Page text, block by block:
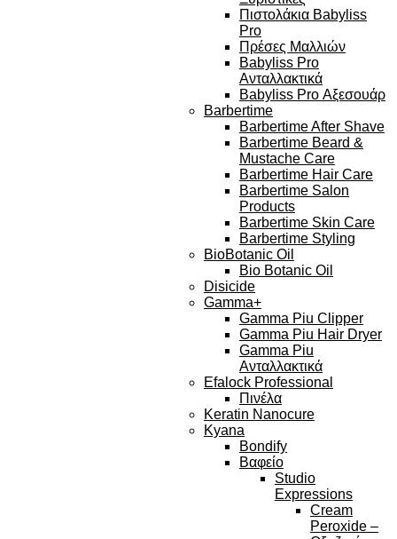
Πιστολάκια Babyliss
Pro
Πρέσες Μαλλιών
Babyliss Pro
Ανταλλακτικά
Babyliss Pro Αξεσουάρ
Barbertime
Barbertime After Shave
Barbertime Beard &
Mustache Care
Barbertime Hair Care
Barbertime Salon
Products
Barbertime Skin Care
Barbertime Styling
BioBotanic Oil
Bio Botanic Oil
Disicide
Gamma+
Gamma Piu Clipper
Gamma Piu Hair Dryer
Gamma Piu
Ανταλλακτικά
Efalock Professional
Πινέλα
Keratin Nanocure
Kyana
Bondify
Βαφείο
Studio
Expressions
Cream
Peroxide –